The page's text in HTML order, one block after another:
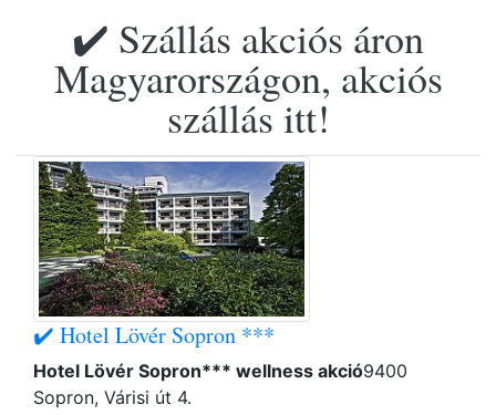
✔️ Szállás akciós áron
Magyarországon, akciós
szállás itt!
✔️ Hotel Lövér Sopron ***
Hotel Lövér Sopron*** wellness akció9400
Sopron, Várisi út 4.